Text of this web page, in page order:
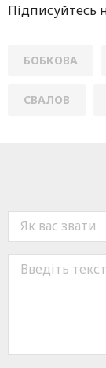
Підписуйтесь
БОБКОВА
СВАЛОВ